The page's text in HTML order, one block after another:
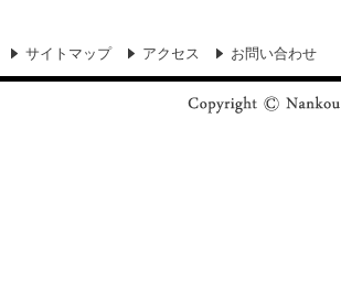
サイトマップ アクセス お問い合わせ